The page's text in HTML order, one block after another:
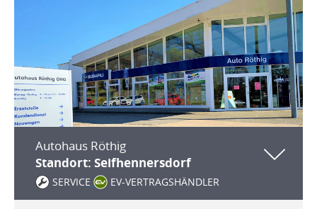
Autohaus Röthig
Standort: Seifhennersdorf
SERVICE EV-VERTRAGSHÄNDLER